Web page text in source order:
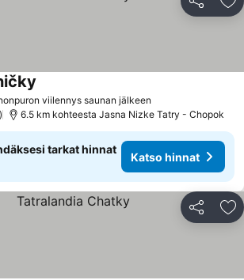
Jaa
viilennys saunan jälkeen
6.5 km kohteesta Jasna Nizke Tatry - Chopok
tarkat hinnat
Katso hinnat
Jaa